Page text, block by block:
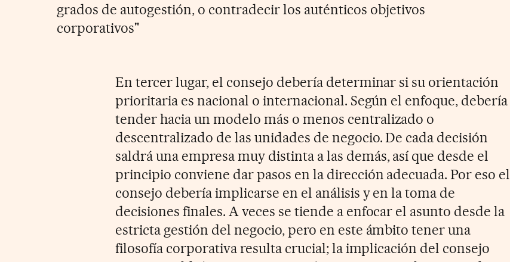
grados de autogestión, o contradecir los auténticos objetivos
corporativos"
En tercer lugar, el consejo debería determinar si su orientación
prioritaria es nacional o internacional. Según el enfoque, debería
tender hacia un modelo más o menos centralizado o
descentralizado de las unidades de negocio. De cada decisión
saldrá una empresa muy distinta a las demás, así que desde el
principio conviene dar pasos en la dirección adecuada. Por eso el
consejo debería implicarse en el análisis y en la toma de
decisiones finales. A veces se tiende a enfocar el asunto desde la
estricta gestión del negocio, pero en este ámbito tener una
filosofía corporativa resulta crucial; la implicación del consejo